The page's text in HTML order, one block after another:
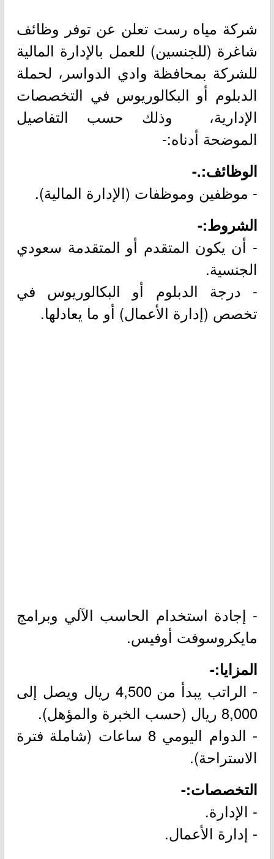
شركة مياه رست تعلن عن توفر وظائف
شاغرة (للجنسين) للعمل بالإدارة المالية
للشركة بمحافظة وادي الدواسر، لحملة
الدبلوم أو البكالوريوس في التخصصات
الإدارية، وذلك حسب التفاصيل
الموضحة أدناه:-
الوظائف:.-
- موظفين وموظفات (الإدارة المالية).
الشروط:-
- أن يكون المتقدم أو المتقدمة سعودي
الجنسية.
- درجة الدبلوم أو البكالوريوس في
تخصص (إدارة الأعمال) أو ما يعادلها.
- إجادة استخدام الحاسب الآلي وبرامج
مايكروسوفت أوفيس.
المزايا:-
- الراتب يبدأ من 4,500 ريال ويصل إلى
8,000 ريال (حسب الخبرة والمؤهل).
- الدوام اليومي 8 ساعات (شاملة فترة
الاستراحة).
التخصصات:-
- الإدارة.
- إدارة الأعمال.